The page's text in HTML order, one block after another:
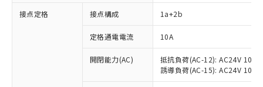
接点定格 接点構成 1a+2b
定格通電電流 10A
開閉能力(AC)
抵抗負荷(AC-12): AC24V 10A/
誘導負荷(AC-15): AC24V
※1 対応状況
対応済み：EU RoHS指令（10物質）の
非含有に対応した製品が提供可能な商品で
対応予定：EU RoHS指令（10物質）の非含